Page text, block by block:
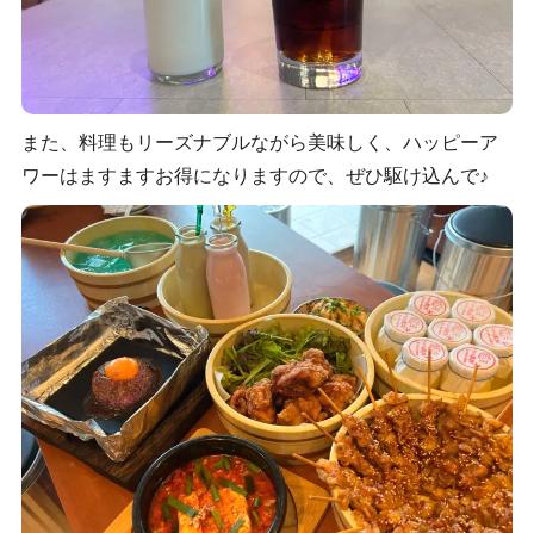
また、料理もリーズナブルながら美味しく、ハッピーア
ワーはますますお得になりますので、ぜひ駆け込んで♪